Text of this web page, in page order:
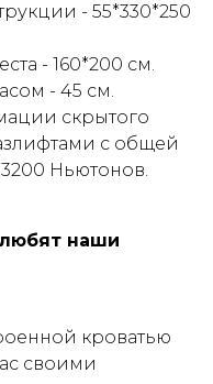
- 55*330*250
- 160*200 см.
- 45 см.
скрытого
с общей
Ньютонов.
наши
кроватью
своими